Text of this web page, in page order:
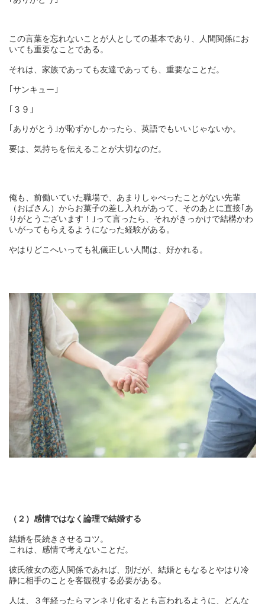
この言葉を忘れないことが人としての基本であり、人間関係にお
いても重要なことである。
それは、家族であっても友達であっても、重要なことだ。
｢サンキュー｣
｢３９｣
｢ありがとう｣が恥ずかしかったら、英語でもいいじゃないか。
要は、気持ちを伝えることが大切なのだ。
俺も、前働いていた職場で、あまりしゃべったことがない先輩
（おばさん）からお菓子の差し入れがあって、そのあとに直接｢あ
りがとうございます！｣って言ったら、それがきっかけで結構かわ
いがってもらえるようになった経験がある。
やはりどこへいっても礼儀正しい人間は、好かれる。
（２）感情ではなく論理で結婚する
結婚を長続きさせるコツ。
これは、感情で考えないことだ。
彼氏彼女の恋人関係であれば、別だが、結婚ともなるとやはり冷
静に相手のことを客観視する必要がある。
人は、３年経ったらマンネリ化するとも言われるように、どんな